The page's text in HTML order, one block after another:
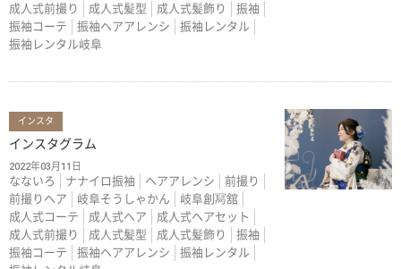
成人式前撮り
成人式髪型 成人式髪飾り
振袖
振袖コーテ
振袖ヘアアレンシ
振袖レンタル
振袖レンタル岐阜
インスタ
インスタグラム
2022年03月11日
なないろ ナナイロ振袖 ヘアアレンシ
前撮り
前撮りヘア
岐阜そうしゃかん
岐阜創冩舘
成人式コーテ
成人式ヘア
成人式ヘアセット
成人式前撮り
成人式髪型 成人式髪飾り
振袖
振袖コーテ
振袖ヘアアレンシ
振袖レンタル